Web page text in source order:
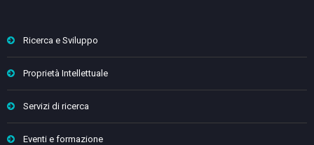
Ricerca e Sviluppo
Proprietà Intellettuale
Servizi di ricerca
Eventi e formazione